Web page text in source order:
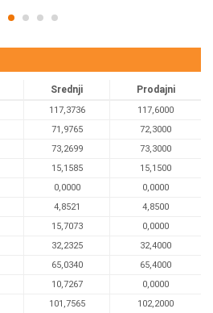
Srednji Prodajni
117,3736
117,6000
71,9765
72,3000
73,2699
73,3000
15,1585
15,1500
0,0000
0,0000
4,8521
4,8500
15,7073
0,0000
32,2325
32,4000
65,0340
65,4000
10,7267
0,0000
101,7565 102,2000